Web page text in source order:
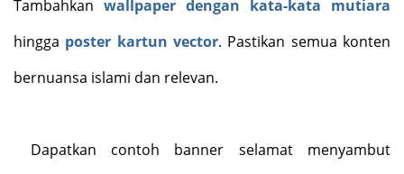
Tambahkan wallpaper dengan kata-kata mutiara
hingga poster kartun vector. Pastikan semua konten
bernuansa islami dan relevan.
Dapatkan contoh banner selamat menyambut